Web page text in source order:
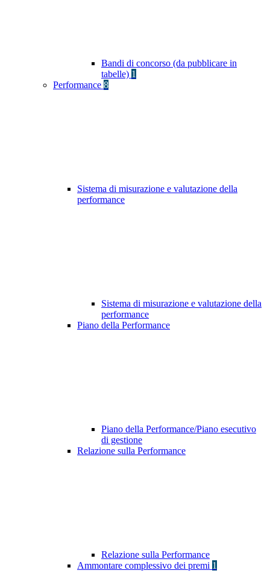
Bandi di concorso (da pubblicare in
tabelle) 1
Performance 8
Sistema di misurazione e valutazione della
performance
Sistema di misurazione e valutazione della
performance
Piano della Performance
Piano della Performance/Piano esecutivo
di gestione
Relazione sulla Performance
Relazione sulla Performance
Ammontare complessivo dei premi 1